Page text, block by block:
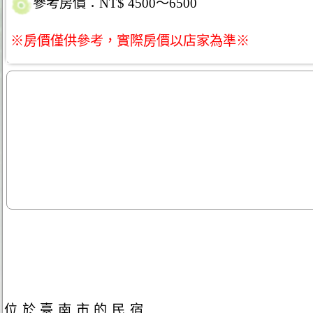
參考房價：NT$ 4500～6500
※房價僅供參考，實際房價以店家為準※
位於臺南市的民宿